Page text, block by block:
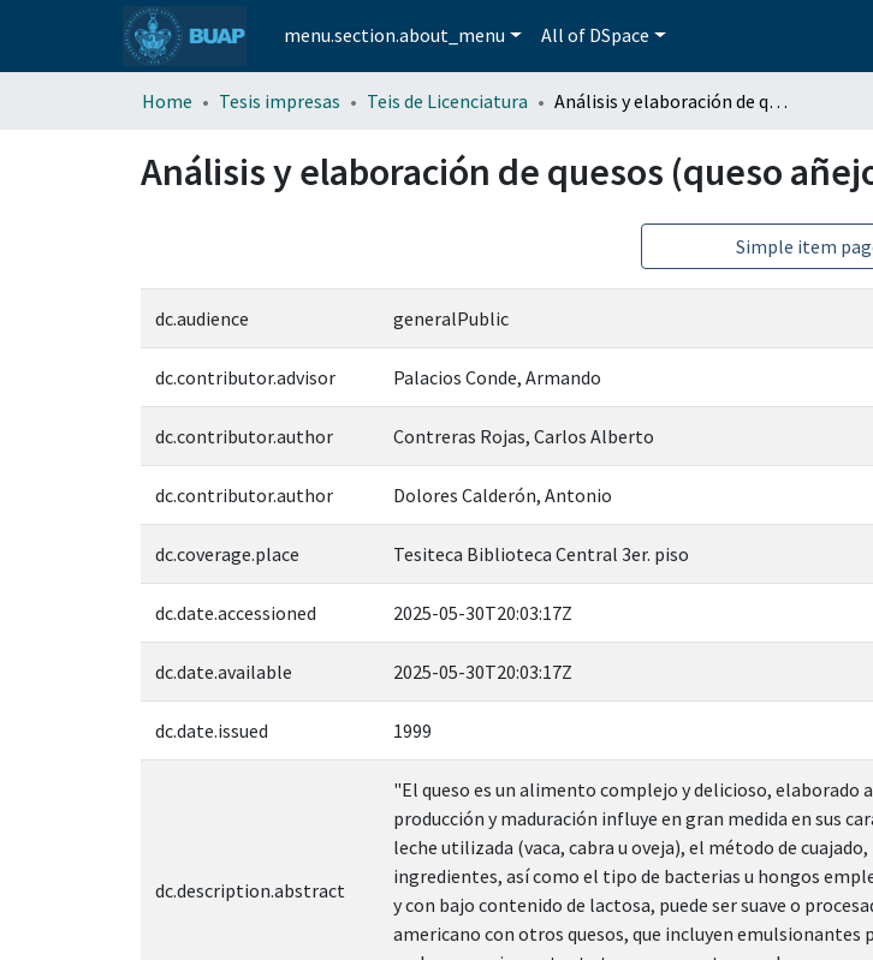
menu.section.about_menu All of DSpace
Home Tesis impresas Teis de Licenciatura Análisis y elaboración de quesos (queso añejo, fresco y manchego o gouda)
Análisis y elaboración de quesos (queso
Simple item
dc.audience generalPublic
dc.contributor.advisor Palacios Conde, Armando
dc.contributor.author Contreras Rojas, Carlos Alberto
dc.contributor.author Dolores Calderón, Antonio
dc.coverage.place Tesiteca Biblioteca Central 3er. piso
dc.date.accessioned 2025-05-30T20:03:17Z
dc.date.available 2025-05-30T20:03:17Z
dc.date.issued 1999
dc.description.abstract
"El queso es un alimento complejo y delicioso, elaborado
producción y maduración influye en gran medida en sus
leche utilizada (vaca, cabra u oveja), el método de
ingredientes, así como el tipo de bacterias u hongos
y con bajo contenido de lactosa, puede ser suave o
americano con otros quesos, que incluyen emulsionantes